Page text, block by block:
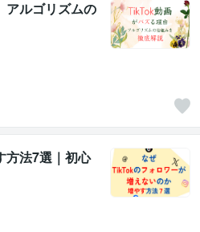
ルゴリズムの
方法7選｜初心